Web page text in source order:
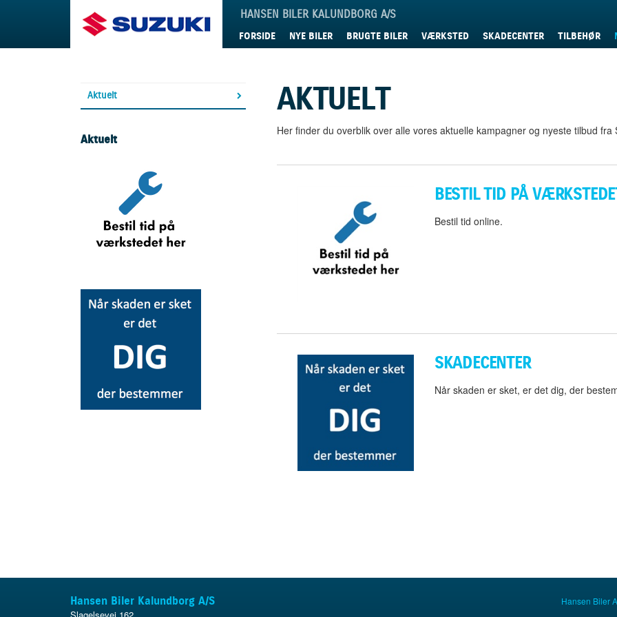
FORSIDE NYE BILER BRUGTE BILER VÆRKSTED SKADECENTER TILBEHØR
HANSEN BILER KALUNDBORG A/S
Aktuelt
Aktuelt
AKTUELT
Her finder du overblik over alle vores aktuelle kampagner og nyeste tilbud fra
BESTIL TID PÅ
Bestil tid online.
SKADECENTER
Når skaden er sket, er det dig, der
Hansen Biler Kalundborg A/S
Hansen Biler